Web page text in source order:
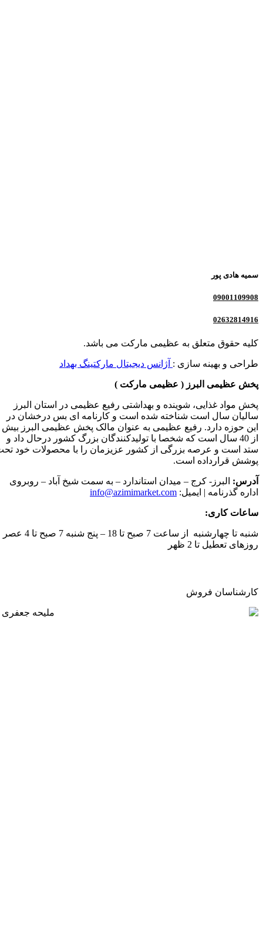
سمیه هادی پور
09001109908
02632814916
کلیه حقوق متعلق به عظیمی مارکت می باشد.
طراحی و بهینه سازی : آژانس دیجیتال مارکتینگ بهداد
پخش عظیمی البرز ( عظیمی مارکت )
پخش مواد غذایی، شوینده و بهداشتی رفیع عظیمی در استان البرز
سالیان سال است شناخته شده است و کارنامه ای بس درخشان در
این حوزه دارد. رفیع عظیمی به عنوان مالک پخش عظیمی البرز بیش
از 40 سال است که شخصا با تولیدکنندگان بزرگ کشور درحال داد و
ستد است و عرصه بزرگی از کشور عزیزمان را با محصولات خود
پوشش قرارداده است.
آدرس: البرز- کرج – میدان استاندارد – به سمت شیخ آباد – روبروی
اداره گذرنامه | ایمیل: info@azimimarket.com
ساعات کاری:
شنبه تا چهارشنبه از ساعت 7 صبح تا 18 – پنج شنبه 7
روزهای تعطیل تا 2 ظهر
کارشناسان فروش